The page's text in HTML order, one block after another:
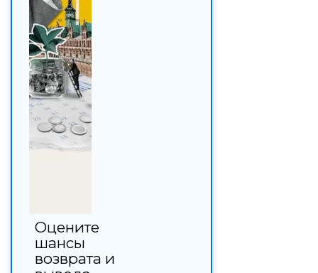
Оцените
шансы
возврата и